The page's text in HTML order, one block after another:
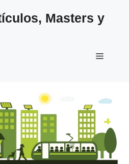
Masters y
Menú